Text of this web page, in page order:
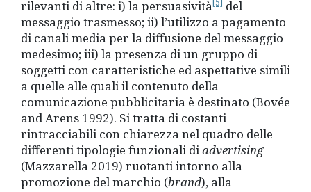
rilevanti di altre: i) la persuasività
del
messaggio trasmesso; ii) l’utilizzo a pagamento
di canali media per la diffusione del messaggio
medesimo; iii) la presenza di un gruppo di
soggetti con caratteristiche ed aspettative simili
a quelle alle quali il contenuto della
comunicazione pubblicitaria è destinato (Bovée
and Arens 1992). Si tratta di costanti
rintracciabili con chiarezza nel quadro delle
differenti tipologie funzionali diadvertising
(Mazzarella 2019) ruotanti intorno alla
promozione del marchio (brand), alla